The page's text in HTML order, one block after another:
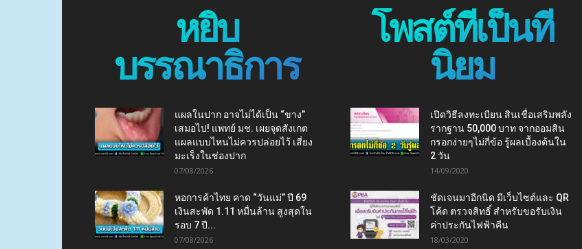
หยิบ
บรรณาธิการ
แผลในปาก อาจไม่ได้เป็น “ขาง”
เสมอไป! แพทย์ มช. เผยจุดสังเกต
แผลแบบไหนไม่ควรปล่อยไว้ เสี่ยง
มะเร็งในช่องปาก
07/08/2026
หอการค้าไทย คาด “วันแม่” ปี 69
เงินสะพัด 1.11 หมื่นล้าน สูงสุดใน
รอบ 7 ปี...
07/08/2026
โพสต์ที่เป็นที่
นิยม
เปิดวิธีลงทะเบียน สินเชื่อเสริมพลัง
รากฐาน 50,000 บาท จากออมสิน
กรอกง่ายๆไม่กี่ข้อ รู้ผลเบื้องต้นใน
2 วัน
14/09/2020
ชัดเจนมาอีกนิด มีเว็บไซต์และ QR
โค้ด ตรวจสิทธิ์ สำหรับขอรับเงิน
ค่าประกันไฟฟ้าคืน
18/03/2020